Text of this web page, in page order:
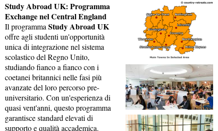
Study Abroad UK: Programma
Exchange nel Central England
Il programma Study Abroad UK
offre agli studenti un'opportunità
unica di integrazione nel sistema
scolastico del Regno Unito,
studiando fianco a fianco con i
coetanei britannici nelle fasi più
avanzate del loro percorso pre-
universitario. Con un'esperienza di
quasi vent'anni, questo programma
garantisce standard elevati di
supporto e qualità accademica.